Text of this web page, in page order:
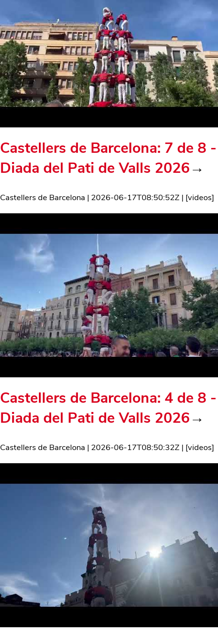
Castellers de Barcelona: 7 de 8 -
Diada del Pati de Valls 2026→
Castellers de Barcelona | 2026-06-17T08:50:52Z | [videos]
Castellers de Barcelona: 4 de 8 -
Diada del Pati de Valls 2026→
Castellers de Barcelona | 2026-06-17T08:50:32Z | [videos]